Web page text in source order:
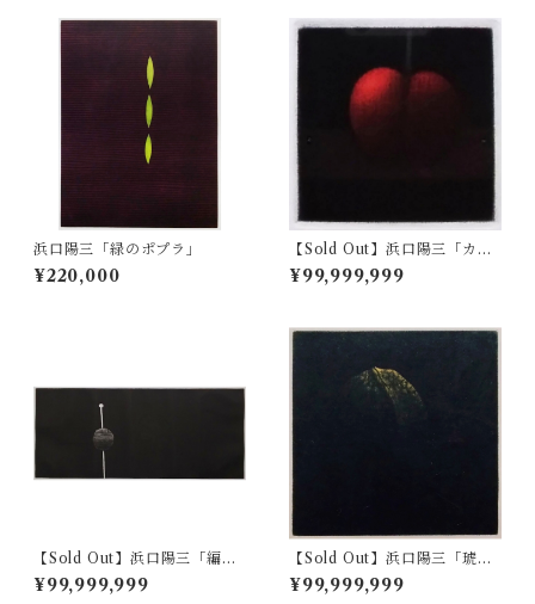
浜口陽三「緑のポプラ」
¥220,000
【Sold Out】浜口陽三「カリ
フォルニア・チェリー」
¥99,999,999
【Sold Out】浜口陽三「編み
棒」
¥99,999,999
【Sold Out】浜口陽三「琥珀
色のくるみ」
¥99,999,999